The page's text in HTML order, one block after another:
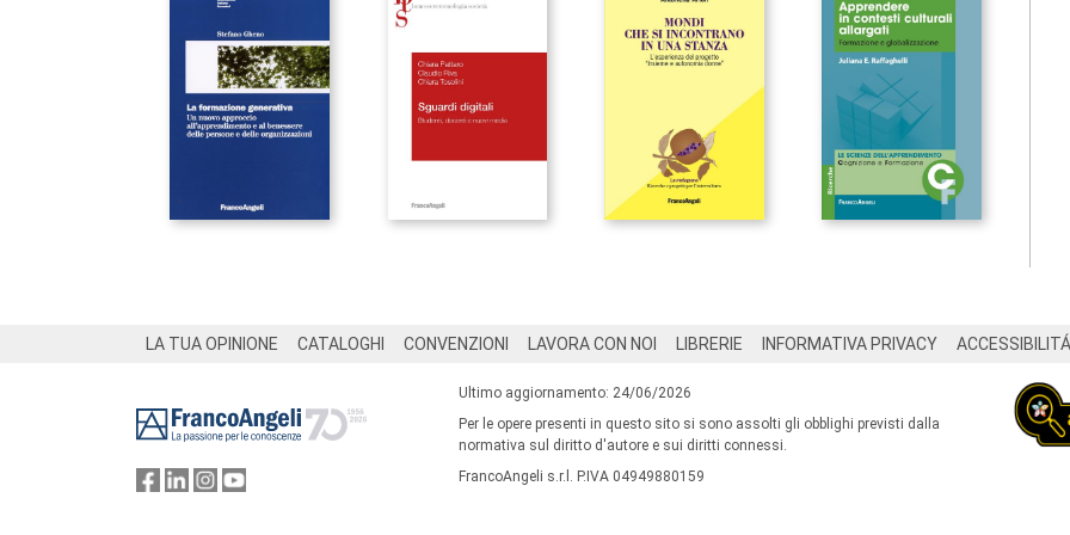
LA TUA OPINIONE CATALOGHI CONVENZIONI LAVORA CON NOI LIBRERIE INFORMATIVA PRIVACY ACCESSIBILITÁ
Ultimo aggiornamento: 24/06/2026
Per le opere presenti in questo sito si sono assolti gli obblighi previsti dalla
normativa sul diritto d'autore e sui diritti connessi.
FrancoAngeli s.r.l. P.IVA 04949880159